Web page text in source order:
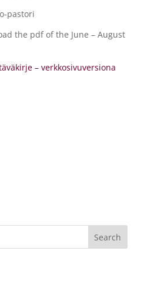
pastori
the pdf of the June – August
– verkkosivuversiona